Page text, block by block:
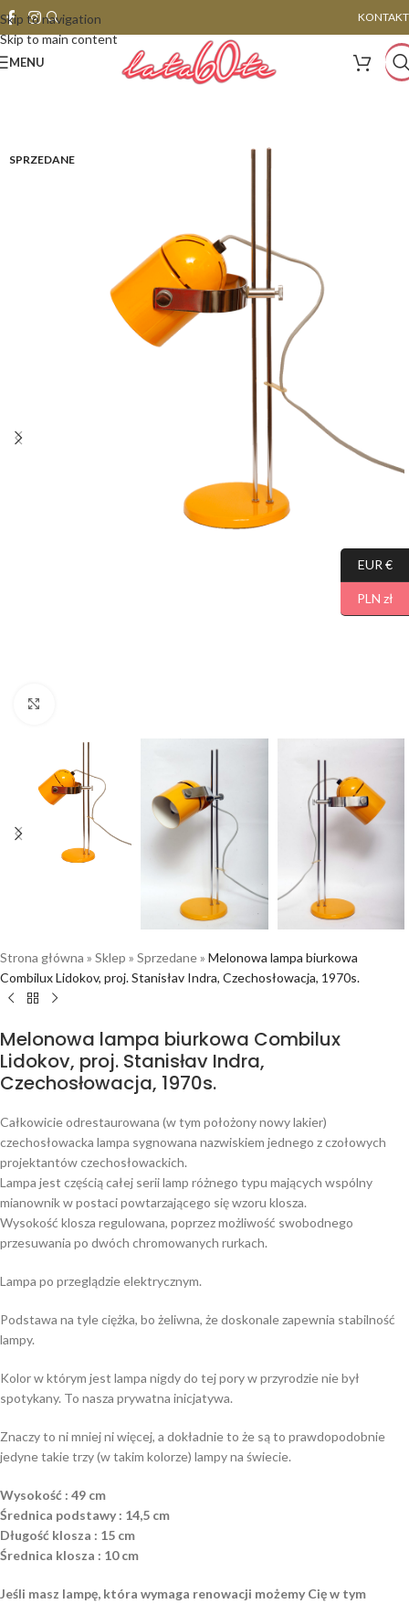
Skip to navigation
Skip to main content
KONTAKT
MENU
SPRZEDANE
Strona główna » Sklep » Sprzedane» Melonowa lampa biurkowa
Combilux Lidokov, proj. Stanisłav Indra, Czechosłowacja, 1970s.
Melonowa lampa biurkowa Combilux
Lidokov, proj. Stanisłav Indra,
Czechosłowacja, 1970s.
Całkowicie odrestaurowana (w tym położony nowy lakier)
czechosłowacka lampa sygnowana nazwiskiem jednego z czołowych
projektantów czechosłowackich.
Lampa jest częścią całej serii lamp różnego typu mających wspólny
mianownik w postaci powtarzającego się wzoru klosza.
Wysokość klosza regulowana, poprzez możliwość swobodnego
przesuwania po dwóch chromowanych rurkach.
Lampa po przeglądzie elektrycznym.
Podstawa na tyle ciężka, bo żeliwna, że doskonale zapewnia stabilność
lampy.
Kolor w którym jest lampa nigdy do tej pory w przyrodzie nie był
spotykany. To nasza prywatna inicjatywa.
Znaczy to ni mniej ni więcej, a dokładnie to że są to prawdopodobnie
jedyne takie trzy (w takim kolorze) lampy na świecie.
Wysokość : 49 cm
Średnica podstawy : 14,5 cm
Długość klosza : 15 cm
Średnica klosza : 10 cm
Jeśli masz lampę, która wymaga renowacji możemy Cię w tym
EUR €
PLN zł